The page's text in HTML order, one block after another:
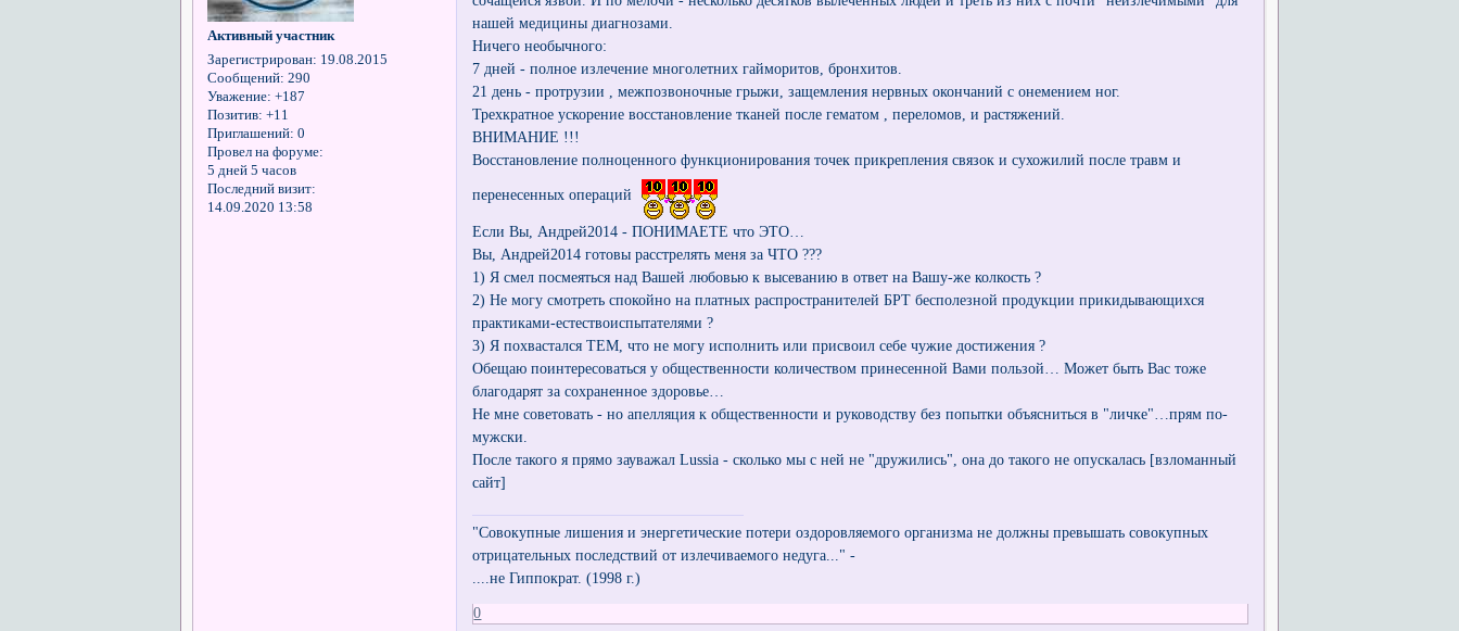
Активный участник
Зарегистрирован: 19.08.2015
Сообщений: 290
Уважение: +187
Позитив: +11
Приглашений: 0
Провел на форуме:
5 дней 5 часов
Последний визит:
14.09.2020 13:58
нашей медицины диагнозами.
Ничего необычного:
7 дней - полное излечение многолетних гайморитов, бронхитов.
21 день - протрузии , межпозвоночные грыжи, защемления нервных окончаний с онемением ног.
Трехкратное ускорение восстановление тканей после гематом , переломов, и растяжений.
ВНИМАНИЕ !!!
Восстановление полноценного функционирования точек прикрепления связок и сухожилий после травм и
перенесенных операций
Если Вы, Андрей2014 - ПОНИМАЕТЕ что ЭТО…
Вы, Андрей2014 готовы расстрелять меня за ЧТО ???
1) Я смел посмеяться над Вашей любовью к высеванию в ответ на Вашу-же колкость ?
2) Не могу смотреть спокойно на платных распространителей БРТ бесполезной продукции прикидывающихся
практиками-естествоиспытателями ?
3) Я похвастался ТЕМ, что не могу исполнить или присвоил себе чужие достижения ?
Обещаю поинтересоваться у общественности количеством принесенной Вами пользой… Может быть Вас тоже
благодарят за сохраненное здоровье…
Не мне советовать - но апелляция к общественности и руководству без попытки объясниться в "личке"…прям по-
мужски.
После такого я прямо зауважал Lussia - сколько мы с ней не "дружились", она до такого не опускалась [взломанный
сайт]
"Совокупные лишения и энергетические потери оздоровляемого организма не должны превышать совокупных
отрицательных последствий от излечиваемого недуга..." -
....не Гиппократ. (1998 г.)
0